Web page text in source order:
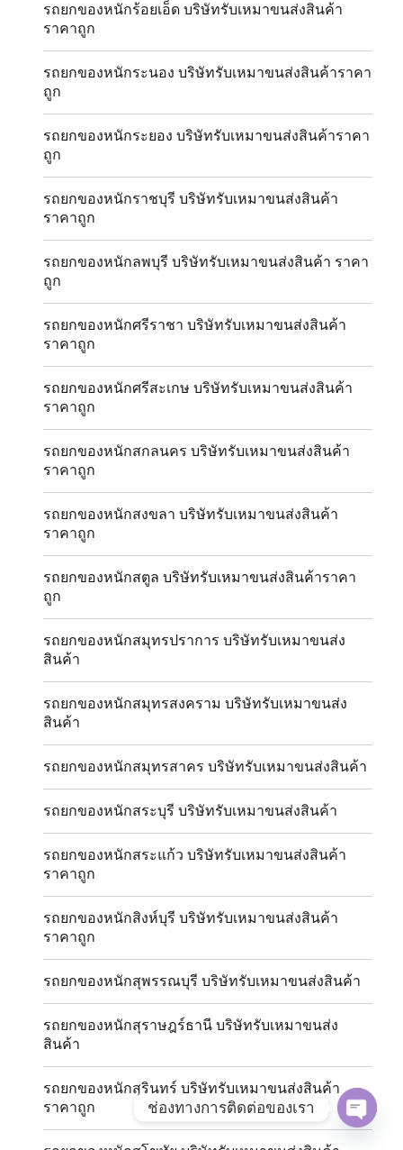
รถยกของหนักร้อยเอ็ด บริษัทรับเหมาขนส่งสินค้า
ราคาถูก
รถยกของหนักระนอง บริษัทรับเหมาขนส่งสินค้าราคา
ถูก
รถยกของหนักระยอง บริษัทรับเหมาขนส่งสินค้าราคา
ถูก
รถยกของหนักราชบุรี บริษัทรับเหมาขนส่งสินค้า
ราคาถูก
รถยกของหนักลพบุรี บริษัทรับเหมาขนส่งสินค้า ราคา
ถูก
รถยกของหนักศรีราชา บริษัทรับเหมาขนส่งสินค้า
ราคาถูก
รถยกของหนักศรีสะเกษ บริษัทรับเหมาขนส่งสินค้า
ราคาถูก
รถยกของหนักสกลนคร บริษัทรับเหมาขนส่งสินค้า
ราคาถูก
รถยกของหนักสงขลา บริษัทรับเหมาขนส่งสินค้า
ราคาถูก
รถยกของหนักสตูล บริษัทรับเหมาขนส่งสินค้าราคา
ถูก
รถยกของหนักสมุทรปราการ บริษัทรับเหมาขนส่ง
สินค้า
รถยกของหนักสมุทรสงคราม บริษัทรับเหมาขนส่ง
สินค้า
รถยกของหนักสมุทรสาคร บริษัทรับเหมาขนส่งสินค้า
รถยกของหนักสระบุรี บริษัทรับเหมาขนส่งสินค้า
รถยกของหนักสระแก้ว บริษัทรับเหมาขนส่งสินค้า
ราคาถูก
รถยกของหนักสิงห์บุรี บริษัทรับเหมาขนส่งสินค้า
ราคาถูก
รถยกของหนักสุพรรณบุรี บริษัทรับเหมาขนส่งสินค้า
รถยกของหนักสุราษฎร์ธานี บริษัทรับเหมาขนส่ง
สินค้า
รถยกของหนักสุรินทร์ บริษัทรับเหมาขนส่งสินค้า
ราคาถูก
ช่องทางการติดต่อของเรา
OPEN